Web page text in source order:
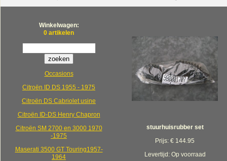
Winkelwagen:
0 artikelen
Occasions
Citroën ID DS 1955 - 1975
Citroën DS Cabriolet usine
Citroën ID-DS Henry Chapron
Citroën SM 2700 en 3000 1970
-1975
Maserati 3500 GT Touring1957-
1964
stuurhuisrubber set
Prijs: € 144.95
Levertijd: Op voorraad